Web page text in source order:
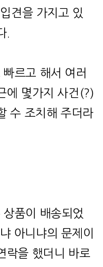
견을 가지고 있
.
르고 해서 여러
에 몇가지 사건(?)
수 조치해 주더라
품이 배송되었
아니냐의 문제이
락을 했더니 바로